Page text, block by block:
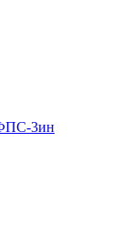
3ин